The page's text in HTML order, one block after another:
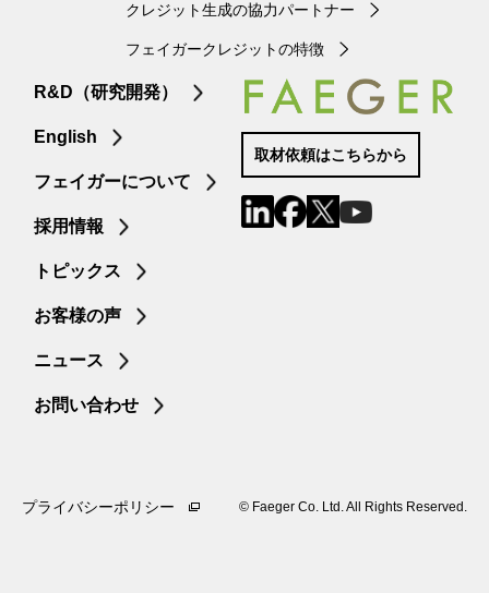
クレジット生成の協力パートナー
フェイガークレジットの特徴
R&D（研究開発）
English
フェイガーについて
採用情報
トピックス
お客様の声
ニュース
お問い合わせ
取材依頼はこちらから
プライバシーポリシー ©︎ Faeger Co. Ltd. All Rights Reserved.